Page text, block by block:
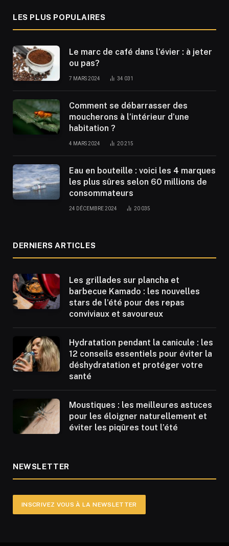
LES PLUS POPULAIRES
Le marc de café dans l’évier : à jeter
ou pas?
7 MARS 2024 34 031
Comment se débarrasser des
moucherons à l’intérieur d’une
habitation ?
4 MARS 2024 20 215
Eau en bouteille : voici les 4 marques
les plus sûres selon 60 millions de
consommateurs
24 DÉCEMBRE 2024 20 035
DERNIERS ARTICLES
Les grillades sur plancha et
barbecue Kamado : les nouvelles
stars de l’été pour des repas
conviviaux et savoureux
Hydratation pendant la canicule : les
12 conseils essentiels pour éviter la
déshydratation et protéger votre
santé
Moustiques : les meilleures astuces
pour les éloigner naturellement et
éviter les piqûres tout l’été
NEWSLETTER
INSCRIVEZ VOUS À LA NEWSLETTER